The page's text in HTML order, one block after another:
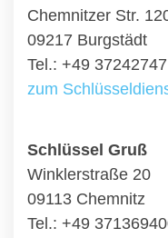
Chemnitzer Str.
09217 Burgstädt
Tel.: +49 37242747
zum
Schlüssel Gruß
Winklerstraße 20
09113 Chemnitz
Tel.: +49